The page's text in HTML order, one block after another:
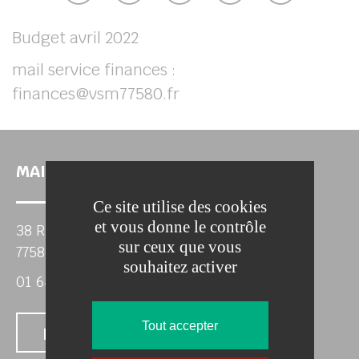
Budget avril 2022
mail service finances :
finances@vsm77580.fr
MAIRIE DE VILLIERS SUR MORIN
38 Rue de Paris
77580 VILLIERS-SUR-MORIN
01 64 63 46 50
Nous contacter
Ce site utilise des cookies
et vous donne le contrôle
sur ceux que vous
souhaitez activer
Tout accepter